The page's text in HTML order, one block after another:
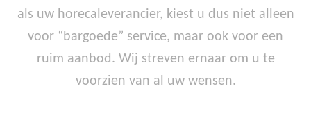
als uw horecaleverancier, kiest u dus niet alleen
voor “bargoede” service, maar ook voor een
ruim aanbod. Wij streven ernaar om u te
voorzien van al uw wensen.